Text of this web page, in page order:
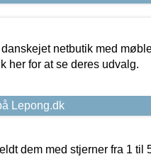
netbutik med
her for at se deres udvalg.
Lepong.dk
dem med stjerner fra 1 til